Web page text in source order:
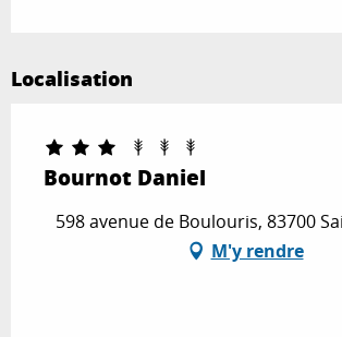
Localisation
Bournot Daniel
598 avenue de Boulouris, 83700
M'y rendre